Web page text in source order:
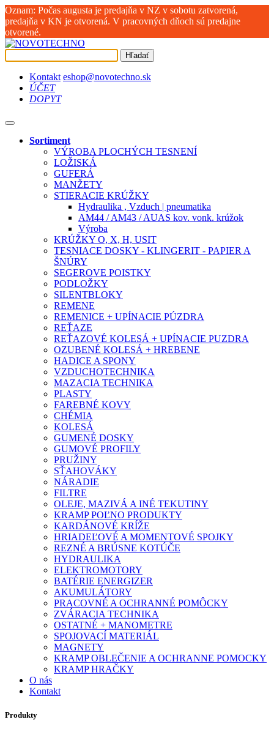
Oznam: Počas augusta je predajňa v NZ v sobotu zatvorená,
predajňa v KN je otvorená. V pracovných dňoch sú predajne
otvorené.
Hľadať
Kontakt eshop@novotechno.sk
ÚČET
DOPYT
Sortiment
VÝROBA PLOCHÝCH TESNENÍ
LOŽISKÁ
GUFERÁ
MANŽETY
STIERACIE KRÚŽKY
Hydraulika , Vzduch | pneumatika
AM44 / AM43 / AUAS kov. vonk. krúžok
Výroba
KRÚŽKY O, X, H, USIT
TESNIACE DOSKY - KLINGERIT - PAPIER A
ŠNÚRY
SEGEROVE POISTKY
PODLOŽKY
SILENTBLOKY
REMENE
REMENICE + UPÍNACIE PÚZDRA
REŤAZE
REŤAZOVÉ KOLESÁ + UPÍNACIE PUZDRA
OZUBENÉ KOLESÁ + HREBENE
HADICE A SPONY
VZDUCHOTECHNIKA
MAZACIA TECHNIKA
PLASTY
FAREBNÉ KOVY
CHÉMIA
KOLESÁ
GUMENÉ DOSKY
GUMOVÉ PROFILY
PRUŽINY
SŤAHOVÁKY
NÁRADIE
FILTRE
OLEJE, MAZIVÁ A INÉ TEKUTINY
KRAMP POĽNO PRODUKTY
KARDÁNOVÉ KRÍŽE
HRIADEĽOVÉ A MOMENTOVÉ SPOJKY
REZNÉ A BRÚSNE KOTÚČE
HYDRAULIKA
ELEKTROMOTORY
BATÉRIE ENERGIZER
AKUMULÁTORY
PRACOVNÉ A OCHRANNÉ POMÔCKY
ZVÁRACIA TECHNIKA
OSTATNÉ + MANOMETRE
SPOJOVACÍ MATERIÁL
MAGNETY
KRAMP OBLEČENIE A OCHRANNE POMOCKY
KRAMP HRAČKY
O nás
Kontakt
Produkty